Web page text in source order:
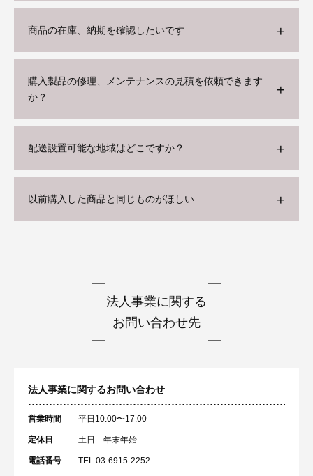
商品の在庫、納期を確認したいです
購入製品の修理、メンテナンスの見積を依頼できます
か？
配送設置可能な地域はどこですか？
以前購入した商品と同じものがほしい
法人事業に関する
お問い合わせ先
法人事業に関するお問い合わせ
営業時間 平日10:00〜17:00
定休日 土日 年末年始
電話番号 TEL 03-6915-2252